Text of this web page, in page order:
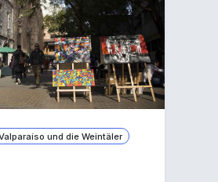
und die Weintäler